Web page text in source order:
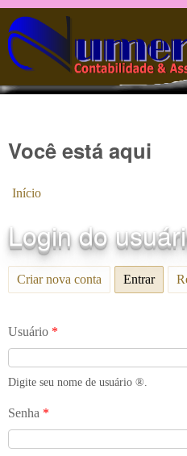
Pular para o
Você está aqui
Início
Login do
Criar nova conta Entrar(aba
Usuário *
Digite seu nome de usuário ®️.
Senha *